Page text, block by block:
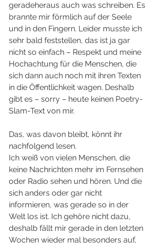
geradeheraus auch was schreiben. Es
brannte mir förmlich auf der Seele
und in den Fingern. Leider musste ich
sehr bald feststellen, das ist ja gar
nicht so einfach – Respekt und meine
Hochachtung für die Menschen, die
sich dann auch noch mit ihren Texten
in die Öffentlichkeit wagen. Deshalb
gibt es – sorry – heute keinen Poetry-
Slam-Text von mir.
Das, was davon bleibt, könnt ihr
nachfolgend lesen.
Ich weiß von vielen Menschen, die
keine Nachrichten mehr im Fernsehen
oder Radio sehen und hören. Und die
sich anders oder gar nicht
informieren, was gerade so in der
Welt los ist. Ich gehöre nicht dazu,
deshalb fällt mir gerade in den letzten
Wochen wieder mal besonders auf,